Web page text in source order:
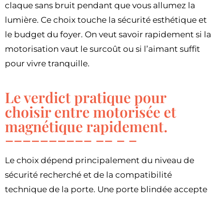
claque sans bruit pendant que vous allumez la
lumière. Ce choix touche la sécurité esthétique et
le budget du foyer. On veut savoir rapidement si la
motorisation vaut le surcoût ou si l’aimant suffit
pour vivre tranquille.
Le verdict pratique pour
choisir entre motorisée et
magnétique rapidement.
Le choix dépend principalement du niveau de
sécurité recherché et de la compatibilité
technique de la porte. Une porte blindée accepte